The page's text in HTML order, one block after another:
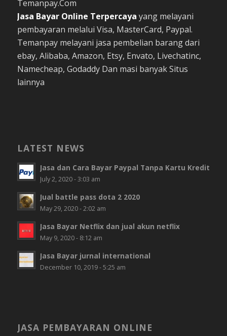
Temanpay.Com
Jasa Bayar Online Terpercaya yang melayani
pembayaran melalui Visa, MasterCard, Paypal.
Temanpay melayani jasa pembelian barang dari
ebay, Alibaba, Amazon, Etsy, Envato, Livechatinc,
Namecheap, Godaddy Dan masi banyak Situs
lainnya
LATEST NEWS
Jasa dan Cara Bayar Paypal Tanpa Kartu Kredit
July 2, 2020 - 3:03 am
Jual battle pass dota 2 2020
May 29, 2020 - 2:02 am
Jasa Bayar Netflix dan jual akun netflix
May 9, 2020 - 8:12 am
Jasa Bayar jurnal international
December 10, 2019 - 5:25 am
JASA PEMBAYARAN ONLINE